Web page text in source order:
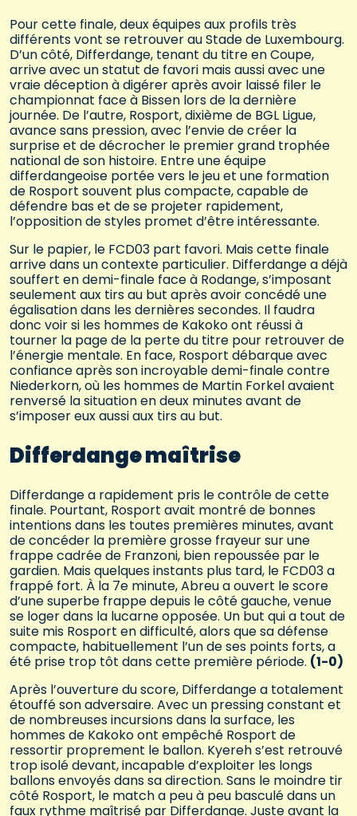
Pour cette finale, deux équipes aux profils très
différents vont se retrouver au Stade de Luxembourg.
D’un côté, Differdange, tenant du titre en Coupe,
arrive avec un statut de favori mais aussi avec une
vraie déception à digérer après avoir laissé filer le
championnat face à Bissen lors de la dernière
journée. De l’autre, Rosport, dixième de BGL Ligue,
avance sans pression, avec l’envie de créer la
surprise et de décrocher le premier grand trophée
national de son histoire. Entre une équipe
differdangeoise portée vers le jeu et une formation
de Rosport souvent plus compacte, capable de
défendre bas et de se projeter rapidement,
l’opposition de styles promet d’être intéressante.
Sur le papier, le FCD03 part favori. Mais cette finale
arrive dans un contexte particulier. Differdange a déjà
souffert en demi-finale face à Rodange, s’imposant
seulement aux tirs au but après avoir concédé une
égalisation dans les dernières secondes. Il faudra
donc voir si les hommes de Kakoko ont réussi à
tourner la page de la perte du titre pour retrouver de
l’énergie mentale. En face, Rosport débarque avec
confiance après son incroyable demi-finale contre
Niederkorn, où les hommes de Martin Forkel avaient
renversé la situation en deux minutes avant de
s’imposer eux aussi aux tirs au but.
Differdange maîtrise
Differdange a rapidement pris le contrôle de cette
finale. Pourtant, Rosport avait montré de bonnes
intentions dans les toutes premières minutes, avant
de concéder la première grosse frayeur sur une
frappe cadrée de Franzoni, bien repoussée par le
gardien. Mais quelques instants plus tard, le FCD03 a
frappé fort. À la 7e minute, Abreu a ouvert le score
d’une superbe frappe depuis le côté gauche, venue
se loger dans la lucarne opposée. Un but qui a tout de
suite mis Rosport en difficulté, alors que sa défense
compacte, habituellement l’un de ses points forts, a
été prise trop tôt dans cette première période. (1-0)
Après l’ouverture du score, Differdange a totalement
étouffé son adversaire. Avec un pressing constant et
de nombreuses incursions dans la surface, les
hommes de Kakoko ont empêché Rosport de
ressortir proprement le ballon. Kyereh s’est retrouvé
trop isolé devant, incapable d’exploiter les longs
ballons envoyés dans sa direction. Sans le moindre tir
côté Rosport, le match a peu à peu basculé dans un
faux rythme maîtrisé par Differdange. Juste avant la